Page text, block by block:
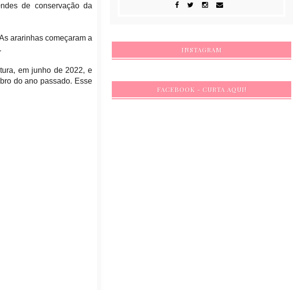
de conservação da
ararinhas começaram a
em junho de 2022, e
do ano passado. Esse
INSTAGRAM
FACEBOOK - CURTA AQUI!